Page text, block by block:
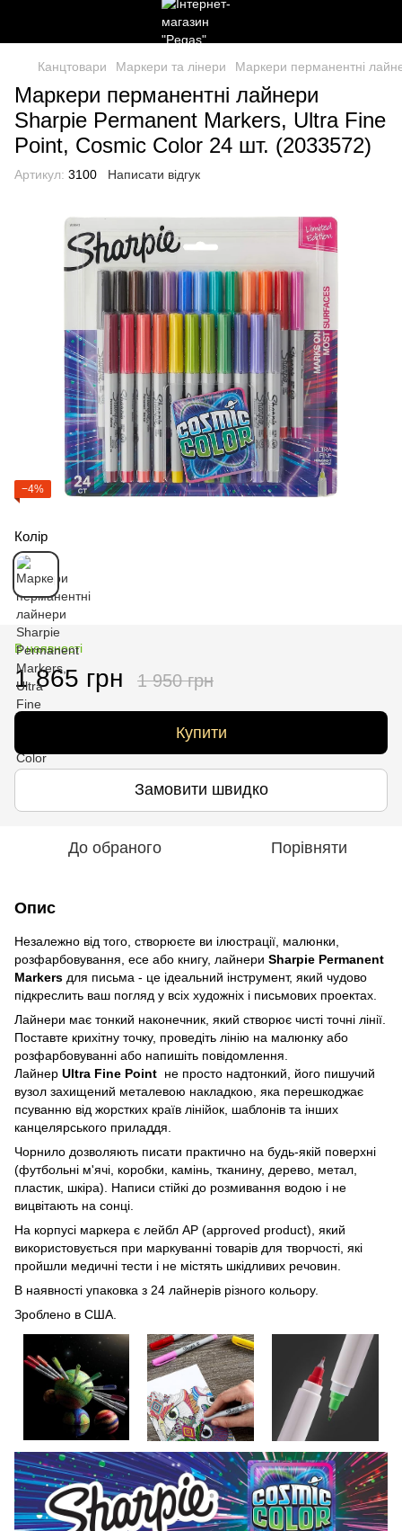
Канцтовари Маркери та лінери Маркери перманентні
Маркери перманентні лайнери
Sharpie Permanent Markers, Ultra Fine
Point, Cosmic Color 24 шт. (‎‎2033572)
Артикул: 3100 Написати відгук
−4%
Колір
В наявності
1 865 грн 1 950 грн
Купити
Замовити швидко
До обраного Порівняти
Опис
Незалежно від того, створюєте ви ілюстрації, малюнки,
розфарбовування, есе або книгу, лайнери Sharpie Permanent
Markers для письма - це ідеальний інструмент, який чудово
підкреслить ваш погляд у всіх художніх і письмових проектах.
Лайнери має тонкий наконечник, який створює чисті точні лінії.
Поставте крихітну точку, проведіть лінію на малюнку або
розфарбовуванні або напишіть повідомлення.
Лайнер Ultra Fine Point не просто надтонкий, його пишучий
вузол захищений металевою накладкою, яка перешкоджає
псуванню від жорстких країв лінійок, шаблонів та інших
канцелярського приладдя.
Чорнило дозволяють писати практично на будь-якій поверхні
(футбольні м'ячі, коробки, камінь, тканину, дерево, метал,
пластик, шкіра). Написи стійкі до розмивання водою і не
вицвітають на сонці.
На корпусі маркера є лейбл AP (approved product), який
використовується при маркуванні товарів для творчості, які
пройшли медичні тести і не містять шкідливих речовин.
В наявності упаковка з 24 лайнерів різного кольору.
Зроблено в США.